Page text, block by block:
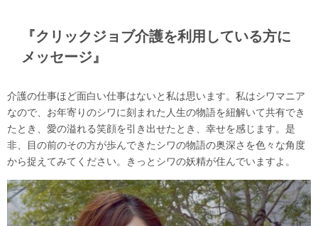
『クリックジョブ介護を利用している方に
メッセージ』
介護の仕事ほど面白い仕事はないと私は思います。私はシワマニア
なので、お年寄りのシワに刻まれた人生の物語を紐解いて共有でき
たとき、愛の溢れる笑顔を引き出せたとき、幸せを感じます。是
非、目の前のその方が歩んできたシワの物語の奥深さを色々な角度
から捉えてみてください。きっとシワの妖精が住んでいますよ。